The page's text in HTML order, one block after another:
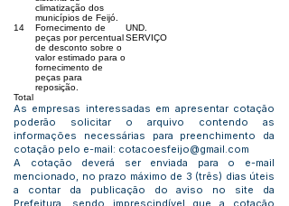
climatização dos
municípios de Feijó.
14
Fornecimento de
peças por percentual
de desconto sobre o
valor estimado para o
fornecimento de
peças para
reposição.
UND.
SERVIÇO
Total
As empresas interessadas em apresentar cotação
poderão solicitar o arquivo contendo as
informações necessárias para preenchimento da
cotação pelo e-mail: cotacoesfeijo@gmail.com
A cotação deverá ser enviada para o e-mail
mencionado, no prazo máximo de 3 (três) dias úteis
a contar da publicação do aviso no site da
Prefeitura, sendo imprescindível que a cotação